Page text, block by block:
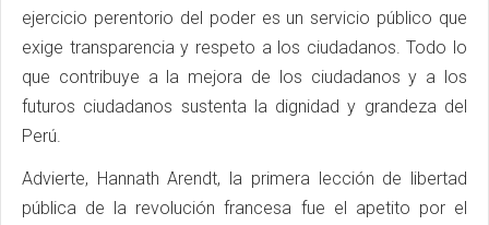
ejercicio perentorio del poder es un servicio público que
exige transparencia y respeto a los ciudadanos. Todo lo
que contribuye a la mejora de los ciudadanos y a los
futuros ciudadanos sustenta la dignidad y grandeza del
Perú.
Advierte, Hannath Arendt, la primera lección de libertad
pública de la revolución francesa fue el apetito por el